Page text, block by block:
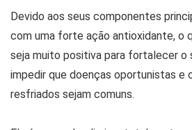
Devido aos seus componentes
com uma forte ação antioxidante, o
seja muito positiva para fortalecer o
impedir que doenças oportunistas e
resfriados sejam comuns.